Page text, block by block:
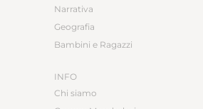
Narrativa
Geografia
Bambini e Ragazzi
INFO
Chi siamo